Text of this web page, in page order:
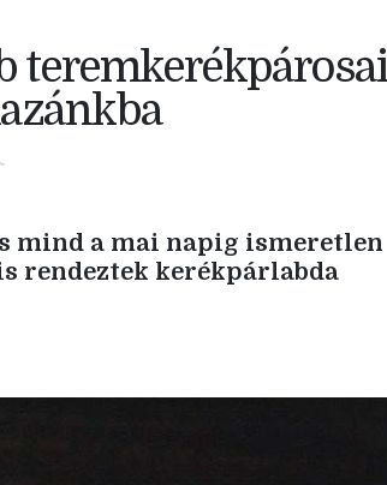
teremkerékpárosai
mind a mai napig ismeretlen
rendeztek kerékpárlabda